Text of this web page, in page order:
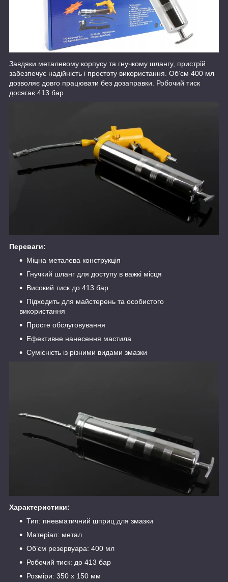
Завдяки металевому корпусу та гнучкому шлангу, пристрій
забезпечує надійність і простоту використання. Об’єм 400 мл
дозволяє довго працювати без дозаправки. Робочий тиск
досягає 413 бар.
Переваги:
Міцна металева конструкція
Гнучкий шланг для доступу в важкі місця
Високий тиск до 413 бар
Підходить для майстерень та особистого
використання
Просте обслуговування
Ефективне нанесення мастила
Сумісність із різними видами змазки
Характеристики:
Тип: пневматичний шприц для змазки
Матеріал: метал
Об’єм резервуара: 400 мл
Робочий тиск: до 413 бар
Розміри: 350 x 150 мм